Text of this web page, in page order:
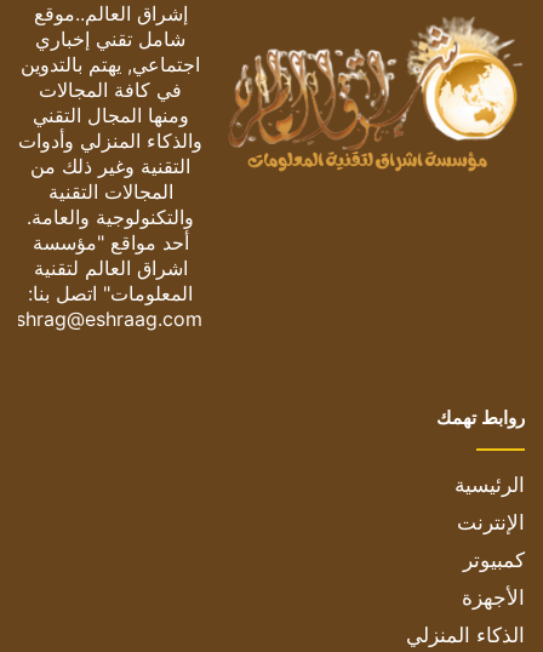
إشراق العالم..موقع
شامل تقني إخباري
اجتماعي, يهتم بالتدوين
في كافة المجالات
ومنها المجال التقني
والذكاء المنزلي وأدوات
التقنية وغير ذلك من
المجالات التقنية
والتكنولوجية والعامة.
أحد مواقع "مؤسسة
اشراق العالم لتقنية
المعلومات" اتصل بنا:
eshrag@eshraag.com
روابط تهمك
الرئيسية
الإنترنت
كمبيوتر
الأجهزة
الذكاء المنزلي